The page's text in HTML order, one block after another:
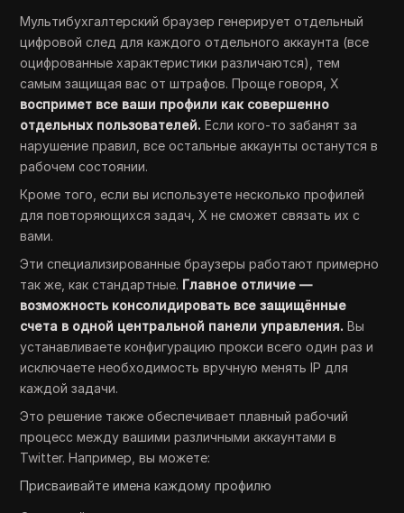
Мультибухгалтерский браузер генерирует отдельный
цифровой след для каждого отдельного аккаунта (все
оцифрованные характеристики различаются), тем
самым защищая вас от штрафов. Проще говоря, X
воспримет все ваши профили как совершенно
отдельных пользователей. Если кого-то забанят за
нарушение правил, все остальные аккаунты останутся в
рабочем состоянии.
Кроме того, если вы используете несколько профилей
для повторяющихся задач, X не сможет связать их с
вами.
Эти специализированные браузеры работают примерно
так же, как стандартные. Главное отличие —
возможность консолидировать все защищённые
счета в одной центральной панели управления. Вы
устанавливаете конфигурацию прокси всего один раз и
исключаете необходимость вручную менять IP для
каждой задачи.
Это решение также обеспечивает плавный рабочий
процесс между вашими различными аккаунтами в
Twitter. Например, вы можете:
Присваивайте имена каждому профилю